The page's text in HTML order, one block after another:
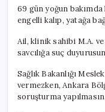
69 gün yoğun
engelli kalıp, yatağa
Ail, klinik sahibi M.A.
savcılığa suç
Sağlık Bakanlığı
vermezken, Ankara
soruşturma